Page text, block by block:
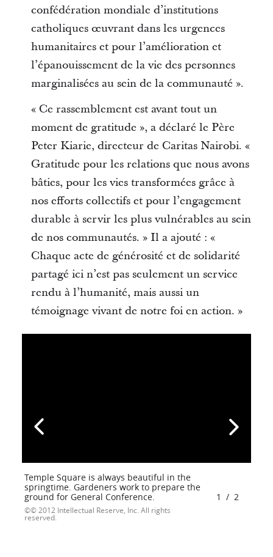
confédération mondiale d’institutions
catholiques œuvrant dans les urgences
humanitaires et pour l’amélioration et
l’épanouissement de la vie des personnes
marginalisées au sein de la communauté ».
« Ce rassemblement est avant tout un
moment de gratitude », a déclaré le Père
Peter Kiarie, directeur de Caritas Nairobi. «
Gratitude pour les relations que nous avons
bâties, pour les vies transformées grâce à
nos efforts collectifs et pour l’engagement
durable à servir les plus vulnérables au sein
de nos communautés. » Il a ajouté : «
Chaque acte de générosité et de solidarité
partagé ici n’est pas seulement un service
rendu à l’humanité, mais aussi un
témoignage vivant de notre foi en action. »
Temple Square is always beautiful in the
springtime. Gardeners work to prepare the
ground for General Conference.
© 2012 Intellectual Reserve, Inc. All rights
reserved.
1 / 2